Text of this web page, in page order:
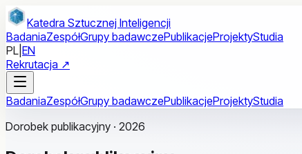
Przejdź do treści głównej
Katedra Sztucznej Inteligencji
BadaniaZespółGrupy badawczePublikacjeProjektyStudia
PL EN
Rekrutacja ↗
BadaniaZespółGrupy badawczePublikacjeProjektyStudia
Dorobek publikacyjny · 2026